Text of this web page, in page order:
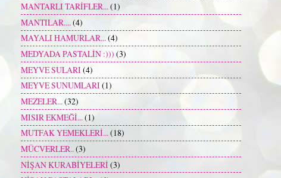
MANTARLI TARİFLER...(1)
MANTILAR.... (4)
MAYALI HAMURLAR...(4)
MEDYADA PASTALİN :))) (3)
MEYVE SULARI (4)
MEYVE SUNUMLARI (1)
MEZELER...(32)
MISIR EKMEĞİ...(1)
MUTFAK YEMEKLERİ...(18)
MÜCVERLER..(3)
NİŞAN KURABİYELERİ (3)